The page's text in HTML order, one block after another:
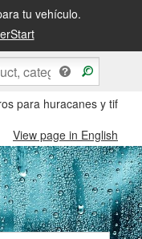
tu vehículo.
para huracanes y
View page in English